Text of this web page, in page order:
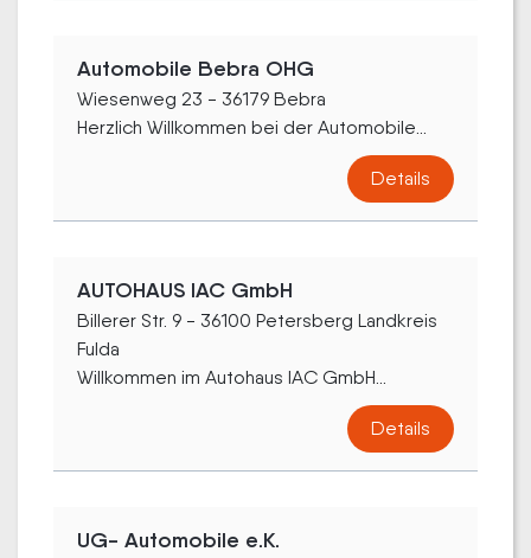
Automobile Bebra OHG
Wiesenweg 23 - 36179 Bebra
Herzlich Willkommen bei der Automobile...
Details
AUTOHAUS IAC GmbH
Billerer Str. 9 - 36100 Petersberg Landkreis
Fulda
Willkommen im Autohaus IAC GmbH...
Details
UG- Automobile e.K.